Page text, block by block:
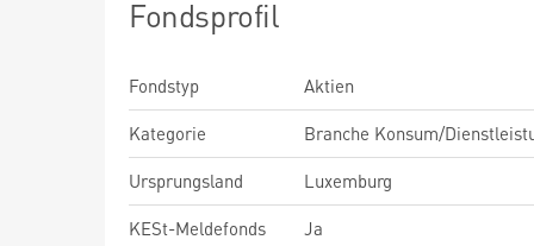
Fondsprofil
Fondstyp
Aktien
Kategorie
Branche Konsum/
Ursprungsland
Luxemburg
KESt-Meldefonds
Ja